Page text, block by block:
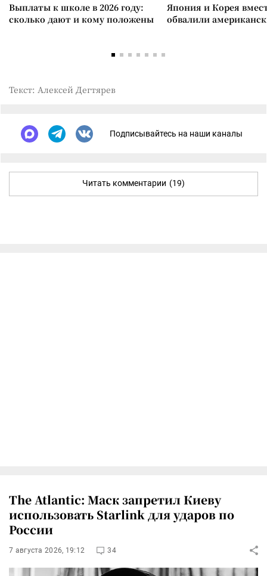
Выплаты к школе в 2026 году:
сколько дают и кому положены
Япония и Корея
обвалили
Текст: Алексей Дегтярев
Подписывайтесь на наши каналы
Читать комментарии (19)
The Atlantic: Маск запретил Киеву
использовать Starlink для ударов по
России
7 августа 2026, 19:12 34